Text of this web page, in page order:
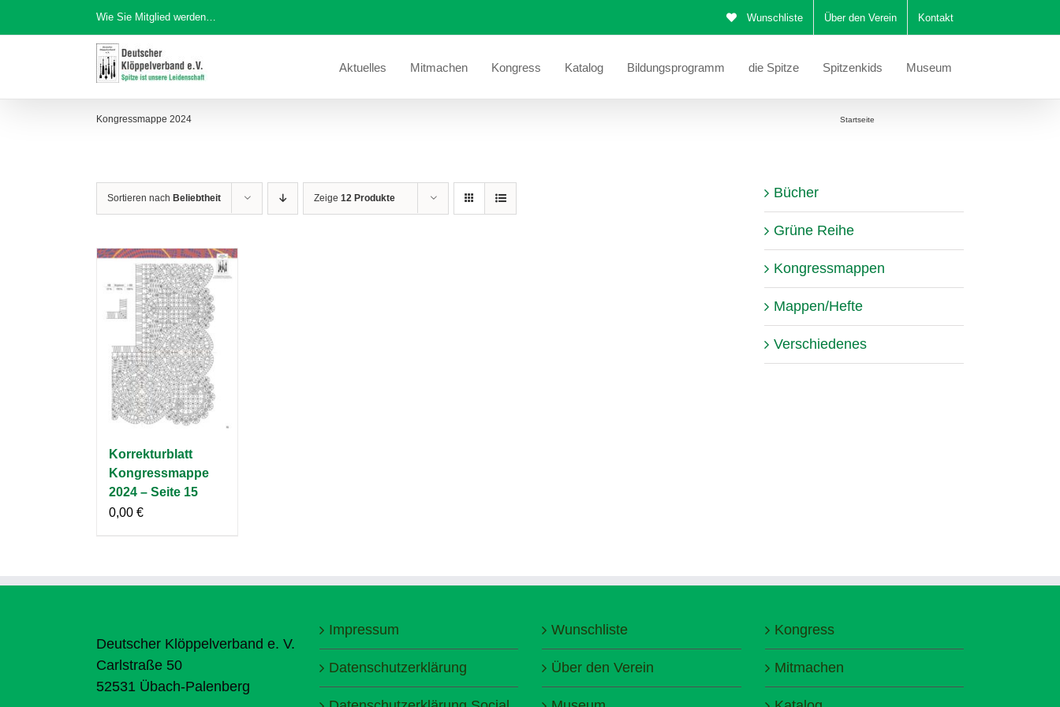
Inhalt
Wie Sie Mitglied werden… Wunschliste Über den Verein Kontakt
Aktuelles Mitmachen Kongress Katalog Bildungsprogramm die Spitze Spitzenkids Museum
Kongressmappe 2024 Startseite
Sortieren nach Beliebtheit Zeige 12 Produkte
Korrekturblatt
Kongressmappe
2024 – Seite 15
0,00 €
Bücher
Grüne Reihe
Kongressmappen
Mappen/Hefte
Verschiedenes
Deutscher Klöppelverband e. V.
Carlstraße 50
52531 Übach-Palenberg
Impressum
Datenschutzerklärung
Wunschliste
Über den Verein
Kongress
Mitmachen